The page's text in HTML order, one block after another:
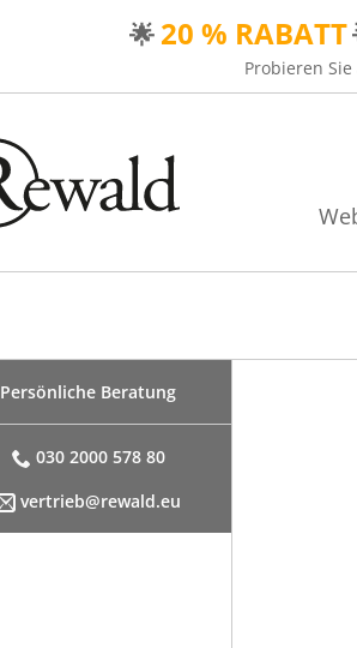
🌟 20 % RABATT
Probieren
Persönliche Beratung
030 2000 578 80
vertrieb@rewald.eu